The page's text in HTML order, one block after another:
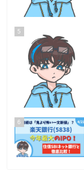
5
6